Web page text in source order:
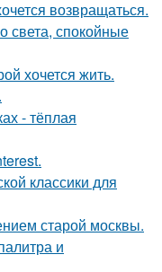
возвращаться.
света, спокойные
хочется жить.
- тёплая
классики для
старой москвы.
и